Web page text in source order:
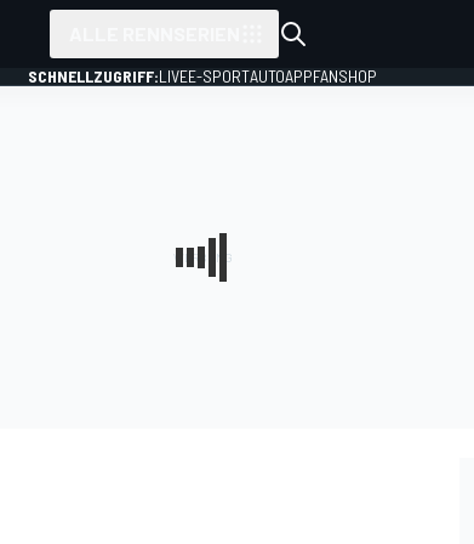
SCHNELLZUGRIFF:LIVEE-SPORTAUTOAPPFANSHOP